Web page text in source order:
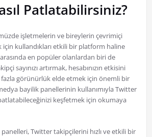
Patlatabilirsiniz?
işletmelerin ve bireylerin çevrimiçi
için kullandıkları etkili bir platform haline
en popüler olanlardan biri de
sayınızı artırmak, hesabınızın etkisini
görünürlük elde etmek için önemli bir
bayilik panellerinin kullanımıyla Twitter
patlatabileceğinizi keşfetmek için okumaya
Twitter takipçilerini hızlı ve etkili bir